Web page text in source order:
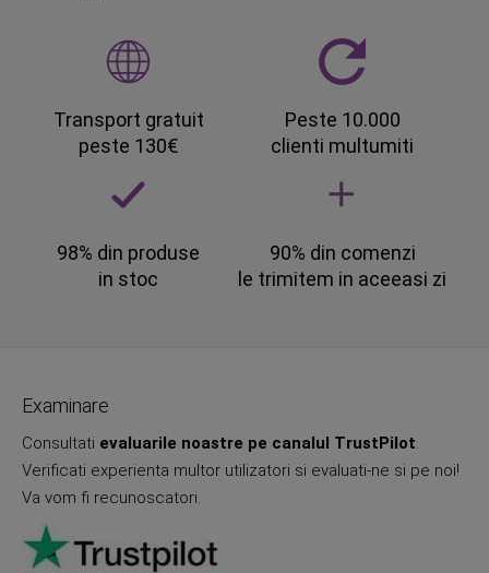
Transport gratuit
peste 130€
Peste 10.000
clienti multumiti
98% din produse
in stoc
90% din comenzi
le trimitem in aceeasi zi
Examinare
Consultati evaluarile noastre pe canalul TrustPilot.
Verificati experienta multor utilizatori si evaluati-ne si pe noi!
Va vom fi recunoscatori.